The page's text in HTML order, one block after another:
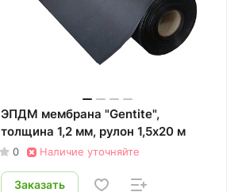
ЭПДМ мембрана "Gentite",
толщина 1,2 мм, рулон 1,5х20 м
0 Наличие уточняйте
Заказать